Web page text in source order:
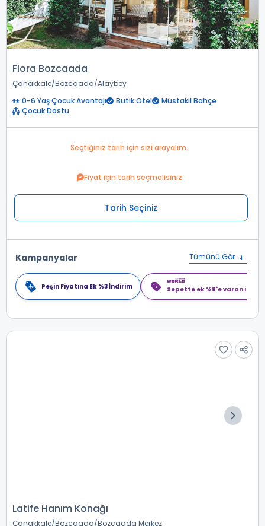
Flora Bozcaada
Çanakkale Bozcaada Alaybey
0-6 Yaş Çocuk Avantajı
Butik Otel
Müstakil Bahçe
Çocuk Dostu
Seçtiğiniz tarih için sizi arayalım.
Fiyat için tarih seçmelisiniz
Tarih Seçiniz
Kampanyalar Tümünü Gör
Peşin Fiyatına Ek %3 İndirim Sepette ek %8'e varan
Latife Hanım Konağı
Çanakkale Bozcaada Bozcaada Merkez